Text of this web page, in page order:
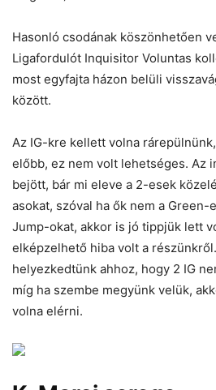
Hasonló csodának köszönhetően
Ligafordulót Inquisitor Voluntas
most egyfajta házon belüli
között.
Az IG-kre kellett volna
előbb, ez nem volt lehetséges. Az
bejött, bár mi eleve a 2-esek
asokat, szóval ha ők nem a
Jump-okat, akkor is jó tippjük lett
elképzelhető hiba volt a
helyezkedtünk ahhoz, hogy 2 IG
míg ha szembe megyünk velük,
volna elérni.